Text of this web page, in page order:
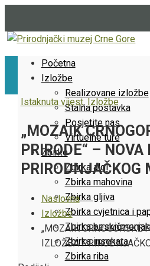
Početna
Izložbe
Realizovane izložbe
Stalna postavka
Posjetite nas
Virtuelne ture
Zbirke
Zbirka algi
Zbirka mahovina
Zbirka gljiva
Zbirka cvjetnica i
Zbirka
Zbirka insekata
Zbirka riba
Istaknuta vijest, Izložbe
„MOZAIK
PRIRODE“ –
PRIRODNJAČKOG
Naslovna
Izložbe
„MOZAIK CRNOGORSKE
IZLOŽBA